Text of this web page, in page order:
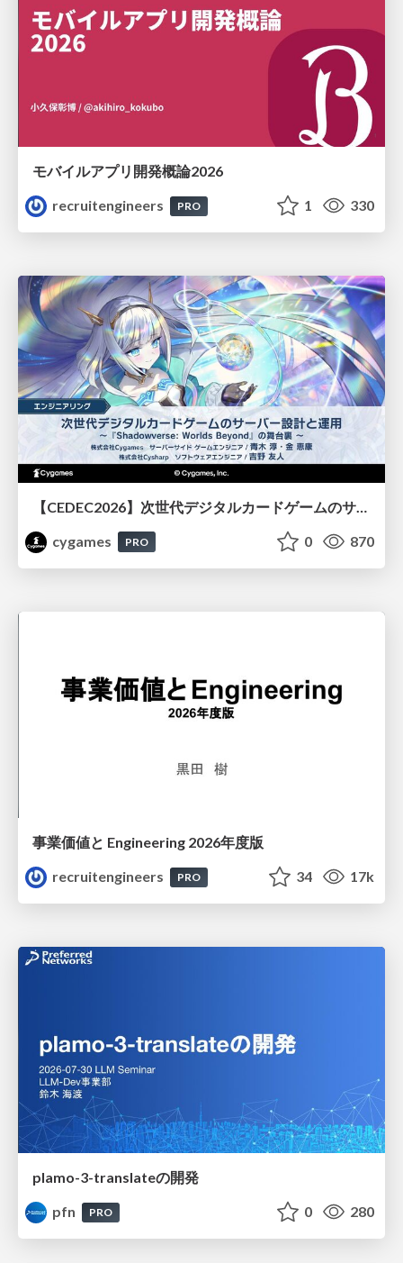
モバイルアプリ開発概論2026
recruitengineers
PRO 1 330
cygames
PRO 0 870
事業価値と Engineering 2026年度版
recruitengineers
PRO 34 17k
plamo-3-translateの開発
pfn
PRO 0 280